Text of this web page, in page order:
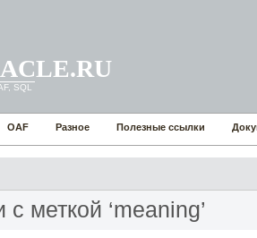
SQL
OAF Разное Полезные ссылки
меткой ‘meaning’